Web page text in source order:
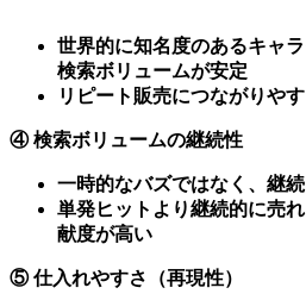
世界的に知名度のあるキャ
検索ボリュームが安定
リピート販売につながりや
④ 検索ボリュームの継続性
一時的なバズではなく、継
単発ヒットより継続的に売
献度が高い
⑤ 仕入れやすさ（再現性）